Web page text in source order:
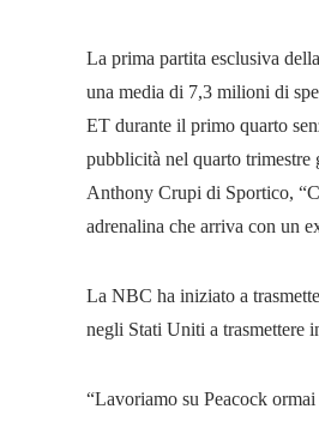
La prima partita esclusiva
una media di 7,3 milioni di
ET durante il primo quarto
pubblicità nel quarto trimestre
Anthony Crupi di Sportico,
adrenalina che arriva con un
La NBC ha iniziato a
negli Stati Uniti a trasmettere
“Lavoriamo su Peacock